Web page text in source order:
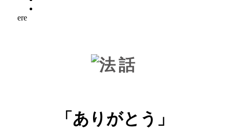
ere
「ありがとう」